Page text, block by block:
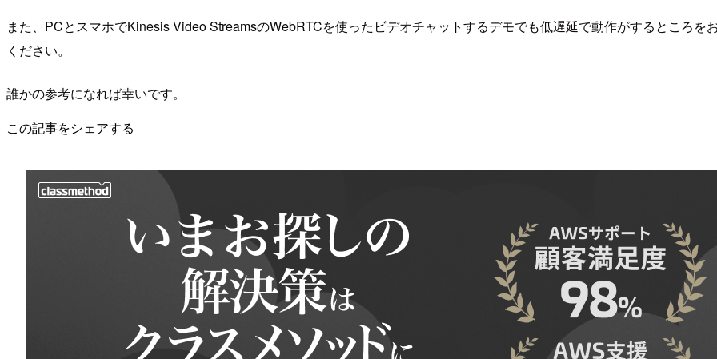
また、PCとスマホでKinesis Video StreamsのWebRTCを使ったビデオチャットするデモでも低遅延で動作がするところ
ください。
誰かの参考になれば幸いです。
この記事をシェアする